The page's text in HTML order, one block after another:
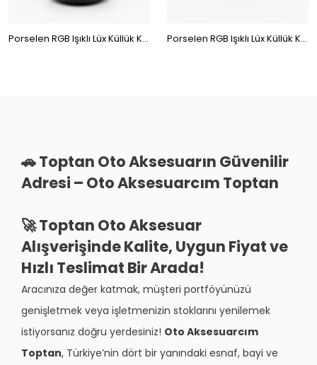
Porselen RGB Işıklı Lüx Küllük Kristal Taşlı Gümüş Porselen RGB Işıklı Lüx Küllük Kristal Taşlı Gold
🚗 Toptan Oto Aksesuarın Güvenilir
Adresi – Oto Aksesuarcım Toptan
🚀 Toptan Oto Aksesuar
Alışverişinde Kalite, Uygun Fiyat ve
Hızlı Teslimat Bir Arada!
Aracınıza değer katmak, müşteri portföyünüzü
genişletmek veya işletmenizin stoklarını yenilemek
istiyorsanız doğru yerdesiniz! Oto Aksesuarcım
Toptan, Türkiye’nin dört bir yanındaki esnaf, bayi ve